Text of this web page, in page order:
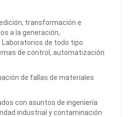
transformación e
a la generación,
de todo tipo
de control, automatización
de fallas de materiales
con asuntos de ingeniería
industrial y contaminación